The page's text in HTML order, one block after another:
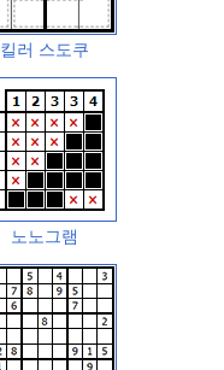
킬러 스도쿠
노노그램